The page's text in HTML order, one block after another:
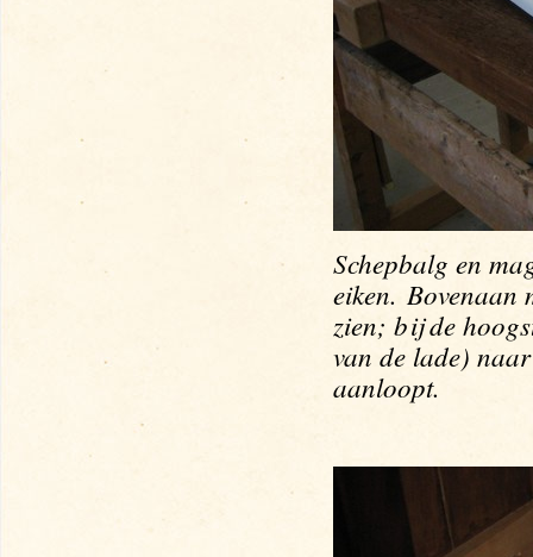
Schepbalg en
eiken. Bovenaan
zien; bij de
van de lade)
aanloopt.